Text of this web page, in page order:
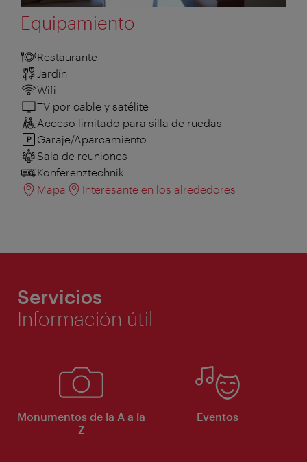
Equipamiento
Restaurante
Jardín
Wifi
TV por cable y satélite
Acceso limitado para silla de ruedas
Garaje/Aparcamiento
Sala de reuniones
Konferenztechnik
Mapa
Interesante en los alrededores
Servicios
Información útil
Monumentos de la A a la
Z
Eventos